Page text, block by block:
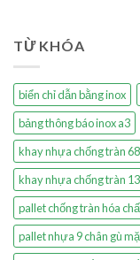
TỪ KHÓA
biển chỉ dẫn bằng inox
bảng thông báo inox a3
khay nhựa chống tràn
khay nhựa chống tràn
pallet chống tràn hóa
pallet nhựa 9 chân gù